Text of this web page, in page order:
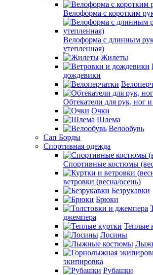
Велоформа с коротким
Велоформа с длинным
утепленная)
Жилеты
дождевики
Обтекатели для рук, ног и
Очки
Шлема
Велообувь
Сап Борды
Спортивная одежда
Спортивные костюмы
ветровки (весна/осень)
Безрукавки
Брюки
джемпера
Теплые
Лосины
экипировка
Рубашки